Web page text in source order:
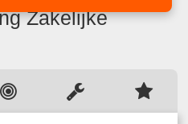
Zakelijke